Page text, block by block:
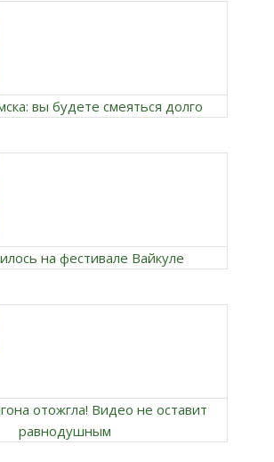
вы будете смеяться долго
на фестивале Вайкуле
отожгла! Видео не оставит
равнодушным